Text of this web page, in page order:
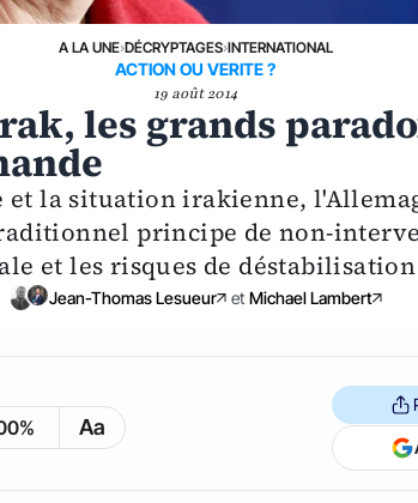
A LA UNE›DÉCRYPTAGES›INTERNATIONAL
ACTION OU VERITE ?
19 août 2014
les grands
la situation irakienne,
principe de non-
et les risques de
Jean-Thomas Lesueur et Michael Lambert
Aa